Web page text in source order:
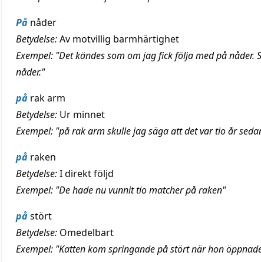
På nåder
Betydelse:Av motvillig barmhärtighet
Exempel: "Det kändes som om jag fick följa med på nåder.
nåder."
på rak arm
Betydelse: Ur minnet
Exempel: "på rak arm skulle jag säga att det var tio år
på raken
Betydelse:I direkt följd
Exempel: "De hade nu vunnit tio matcher på raken"
påstört
Betydelse: Omedelbart
Exempel: "Katten kom springande på stört när hon